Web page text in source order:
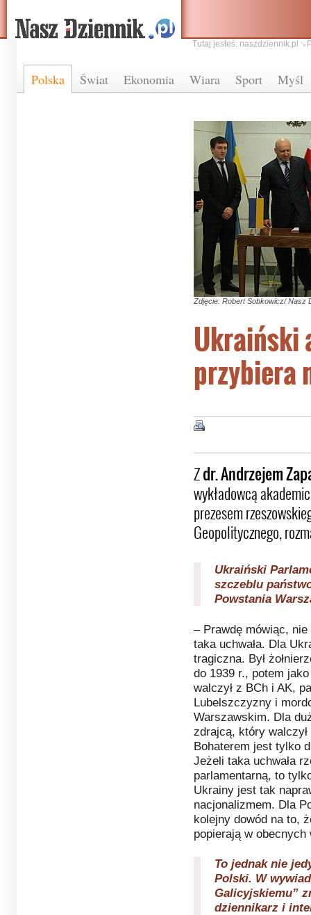
Polska Świat Ekonomia Wiara Sport Myśl
Tutaj jesteś: naszdziennik.pl
Zdjęcie: Robert Sobkowicz/ Nasz
Ukraiński
przybiera
Zdr. Andrzejem
wykładowcą
prezesem
Geopolitycznego,
Ukraiński
szczeblu
Powstania
– Prawdę mówiąc,
taka uchwała. Dla
tragiczna. Był
do 1939 r., potem
walczył z BCh i AK,
Lubelszczyzny i
Warszawskim. Dla
zdrajcą, który
Bohaterem jest tylko
Jeżeli taka uchwała
parlamentarną, to
Ukrainy jest tak
nacjonalizmem. Dla
kolejny dowód na to,
popierają w obecnych
To jednak nie
Polski. W
Galicyjskiemu”
dziennikarz i